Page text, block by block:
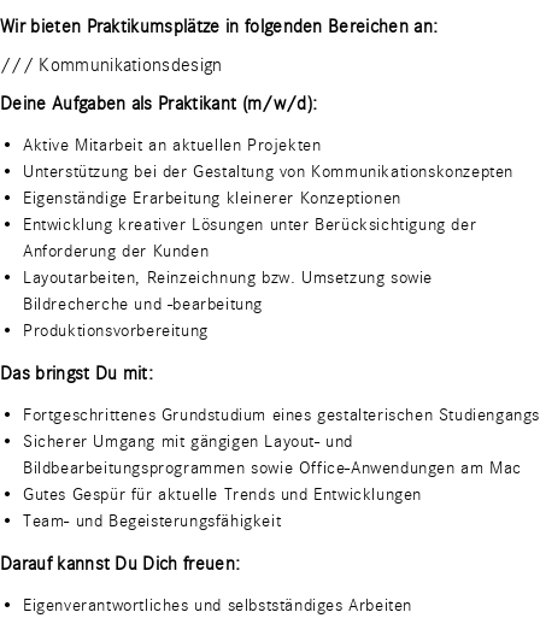
Wir bieten Praktikumsplätze in folgenden Bereichen an:
/// Kommunikationsdesign
Deine Aufgaben als Praktikant (m/w/d):
Aktive Mitarbeit an aktuellen Projekten
Unterstützung bei der Gestaltung von Kommunikationskonzepten
Eigenständige Erarbeitung kleinerer Konzeptionen
Entwicklung kreativer Lösungen unter Berücksichtigung der
Anforderung der Kunden
Layoutarbeiten, Reinzeichnung bzw. Umsetzung sowie
Bildrecherche und -bearbeitung
Produktionsvorbereitung
Das bringst Du mit:
Fortgeschrittenes Grundstudium eines gestalterischen Studiengangs
Sicherer Umgang mit gängigen Layout- und
Bildbearbeitungsprogrammen sowie Office-Anwendungen am Mac
Gutes Gespür für aktuelle Trends und Entwicklungen
Team- und Begeisterungsfähigkeit
Darauf kannst Du Dich freuen:
Eigenverantwortliches und selbstständiges Arbeiten